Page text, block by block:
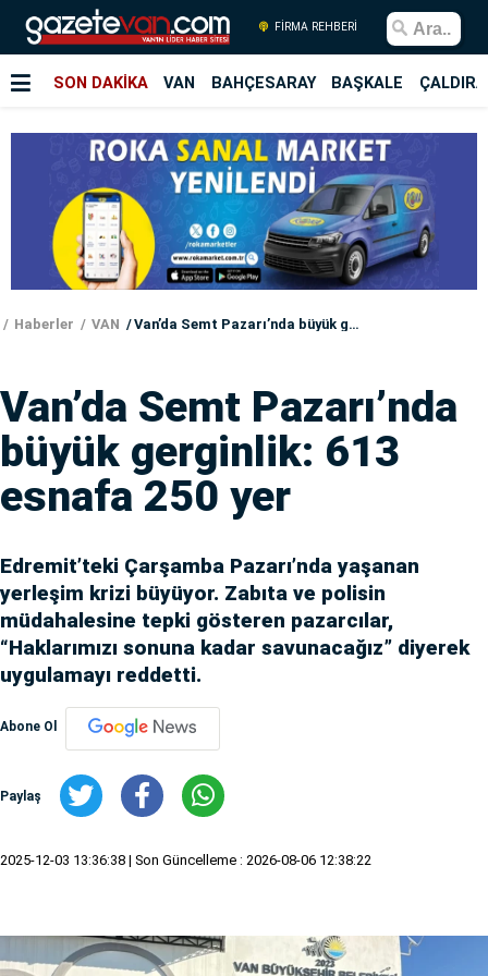
FİRMA REHBERİ
SON DAKİKA VAN BAHÇESARAY BAŞKALE
Haberler VAN Van’da Semt Pazarı’nda büyük gerginlik: 613 esnafa 250 yer
Van’da Semt Pazarı’nda
büyük gerginlik: 613
esnafa 250 yer
Edremit’teki Çarşamba Pazarı’nda yaşanan
yerleşim krizi büyüyor. Zabıta ve polisin
müdahalesine tepki gösteren pazarcılar,
“Haklarımızı sonuna kadar savunacağız” diyerek
uygulamayı reddetti.
Abone Ol
Paylaş
2025-12-03 13:36:38 | Son Güncelleme : 2026-08-06 12:38:22